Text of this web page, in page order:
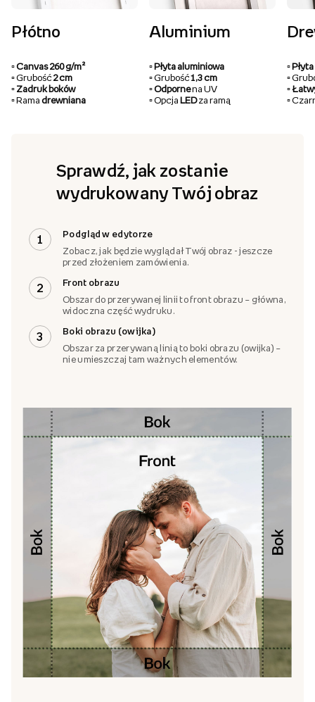
Płótno
▫️ Canvas 260 g/m²
▫️ Grubość 2 cm
▫️ Zadruk boków
▫️ Rama drewniana
Aluminium
▫️ Płyta aluminiowa
▫️ Grubość1,3 cm
▫️ Odpornena UV
▫️ Opcja LEDza ramą
▫️
▫️
▫️
▫️
Sprawdź, jak zostanie
wydrukowany Twój obraz
1
Podgląd w edytorze
Zobacz, jak będzie wyglądał Twój obraz - jeszcze
przed złożeniem zamówienia.
2
Front obrazu
Obszar do przerywanej linii to front obrazu – główna,
widoczna część wydruku.
3
Boki obrazu (owijka)
Obszar za przerywaną linią to boki obrazu (owijka) –
nie umieszczaj tam ważnych elementów.